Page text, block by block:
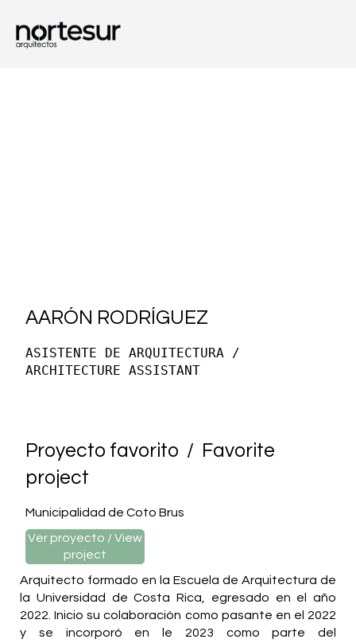
Arquitecto formado en la Escuela de Arquitectura de
la Universidad de Costa Rica, egresado en el año
2022. Inicio su colaboración como pasante en el 2022
y se incorporó en le 2023 como parte del
Proyecto favorito / Favorite
project
Municipalidad de Coto Brus
Ver proyecto / View
project
AARÓN RODRÍGUEZ
ASISTENTE DE ARQUITECTURA /
ARCHITECTURE ASSISTANT